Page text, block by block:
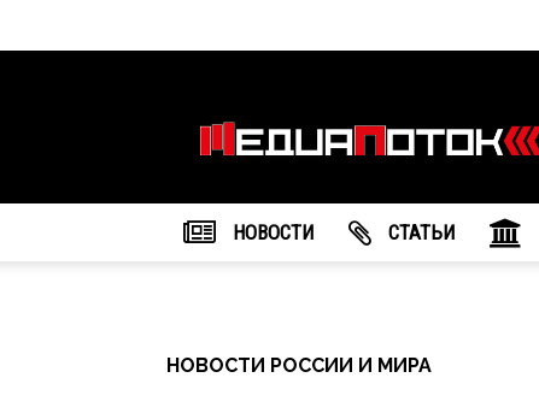
агентство
"МедиаПоток"
НОВОСТИ CТАТЬИ
НОВОСТИ РОССИИ И МИРА